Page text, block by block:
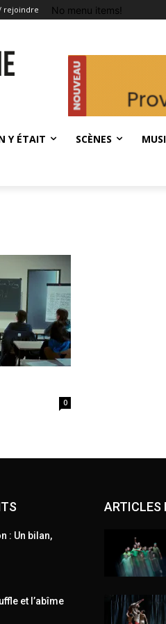
rejoindre No menu items!
Y ÉTAIT SCÈNES
0
: Un bilan,
et l’abîme
ARTICLES